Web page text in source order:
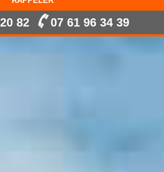
82 07 61 96 34 39